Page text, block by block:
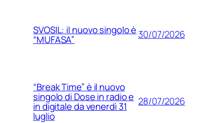
SVOSIL: il nuovo singolo è
“MUFASA” 30/07/2026
“Break Time” è il nuovo
singolo di Dose in radio e
in digitale da venerdì 31
luglio
28/07/2026